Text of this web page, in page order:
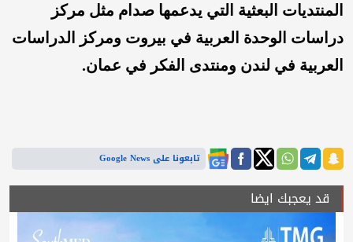
المنتديات البعثية التي يدعمها صدام مثل مركز
دراسات الوحدة العربية في بيروت ومركز الدراسات
العربية في لندن ومنتدى الفكر في عمان.
تابعونا على Google News
قد يعجبك ايضا